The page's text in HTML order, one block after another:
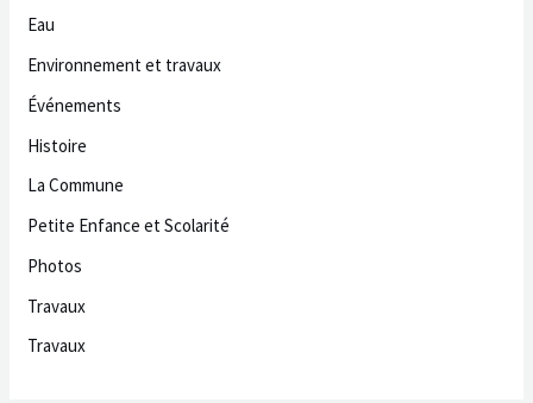
Eau
Environnement et travaux
Événements
Histoire
La Commune
Petite Enfance et Scolarité
Photos
Travaux
Travaux